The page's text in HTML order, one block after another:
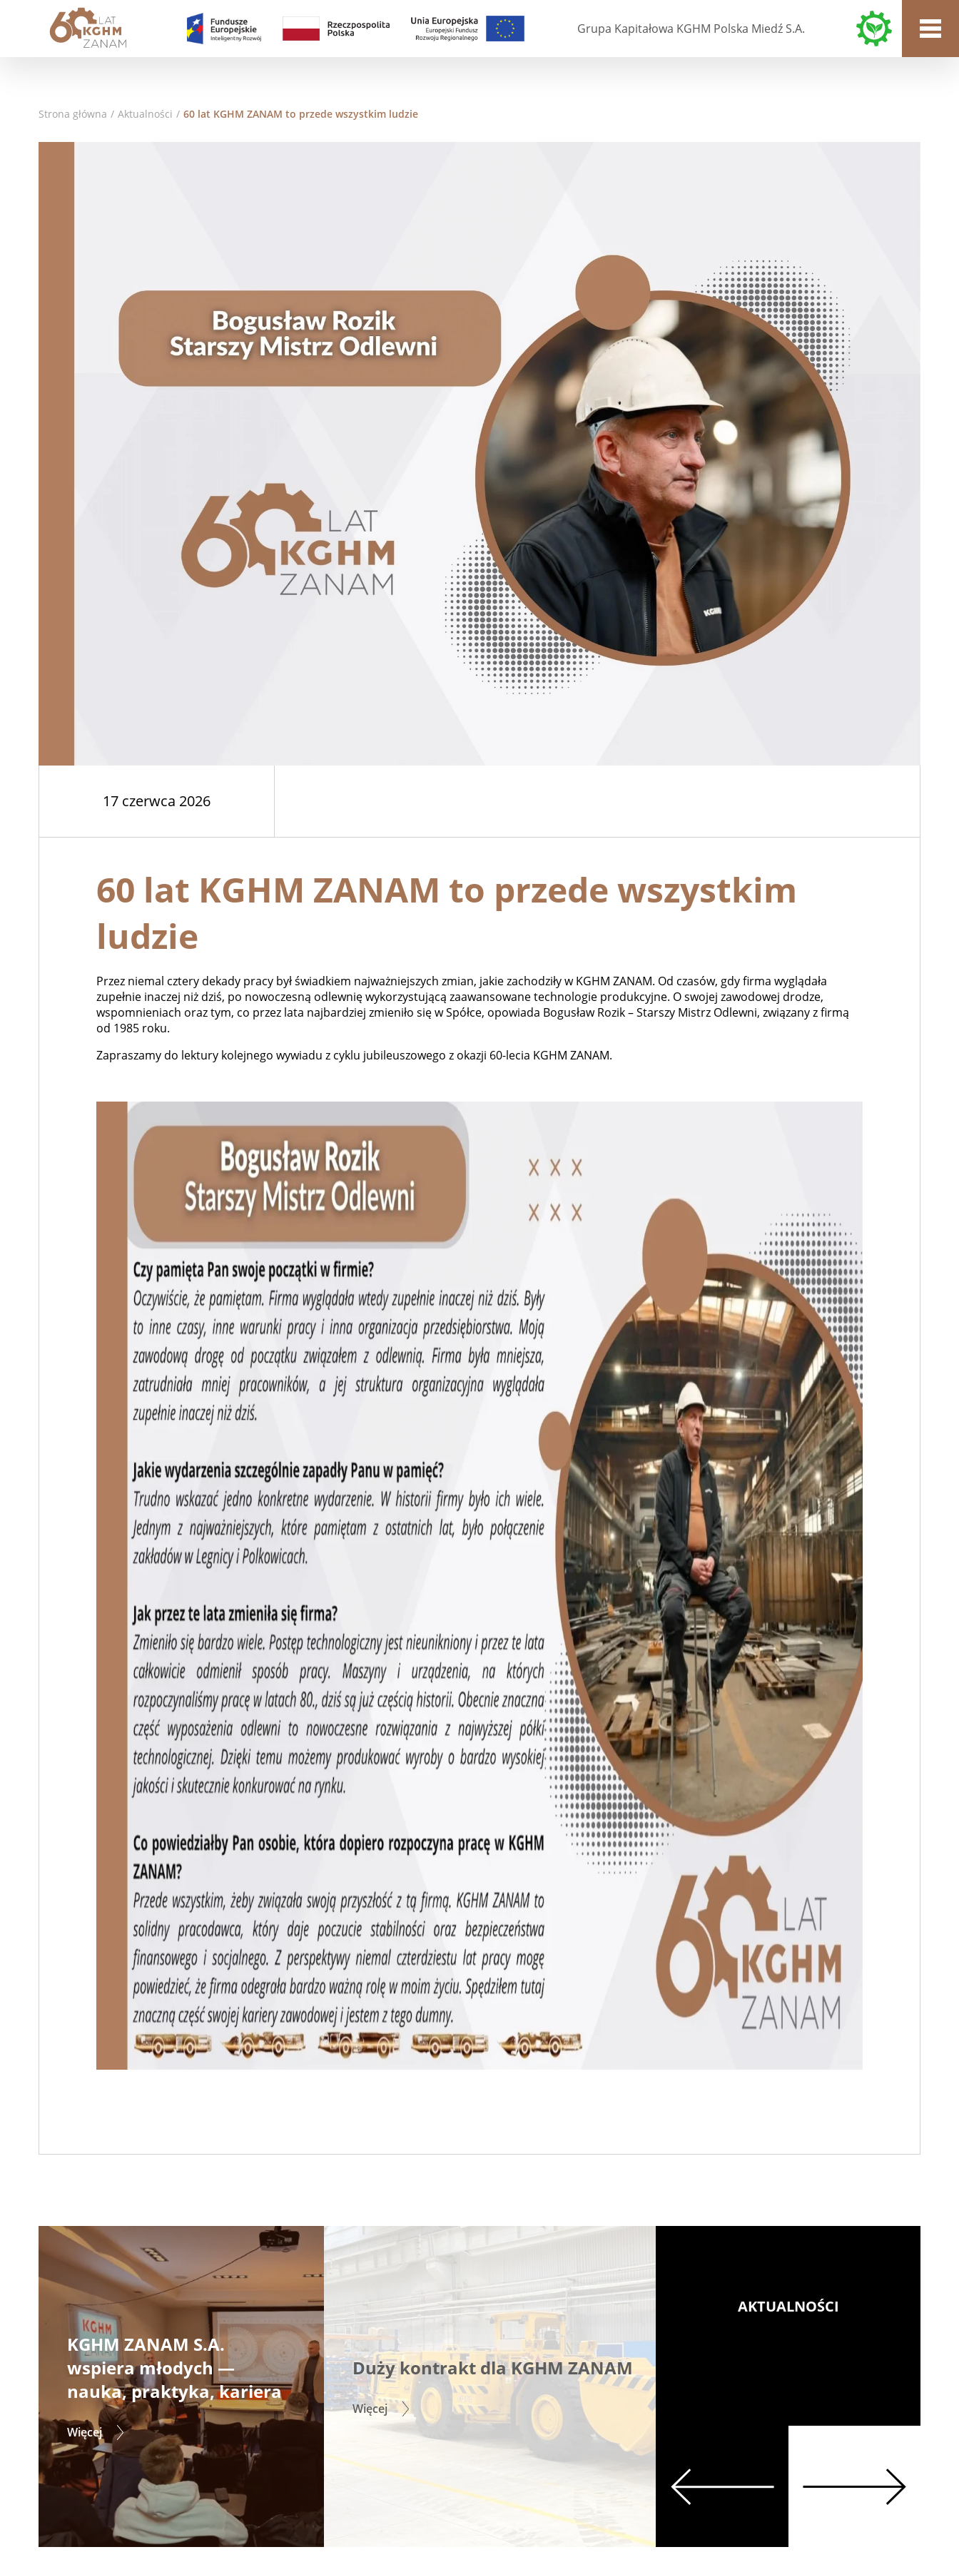
Grupa Kapitałowa KGHM Polska Miedź S.A.
Strona główna / Aktualności / 60 lat KGHM ZANAM to przede wszystkim ludzie
17 czerwca 2026
60 lat KGHM ZANAM to przede wszystkim
ludzie
Przez niemal cztery dekady pracy był świadkiem najważniejszych zmian, jakie zachodziły w KGHM ZANAM. Od czasów, gdy firma wyglądała
zupełnie inaczej niż dziś, po nowoczesną odlewnię wykorzystującą zaawansowane technologie produkcyjne. O swojej zawodowej drodze,
wspomnieniach oraz tym, co przez lata najbardziej zmieniło się w Spółce, opowiada Bogusław Rozik – Starszy Mistrz Odlewni, związany z firmą
od 1985 roku.
Zapraszamy do lektury kolejnego wywiadu z cyklu jubileuszowego z okazji 60-lecia KGHM ZANAM.
KGHM ZANAM S.A.
wspiera młodych —
nauka, praktyka, kariera
Więcej
Duży kontrakt dla KGHM ZANAM
Więcej
AKTUALNOŚCI
Previous Next